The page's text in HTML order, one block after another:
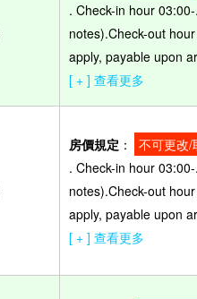
. Check-in hour
notes).Check-out
apply, payable upon
[ + ] 查看更多
房價規定 ：
不可更改/
. Check-in hour
notes).Check-out
apply, payable upon
[ + ] 查看更多